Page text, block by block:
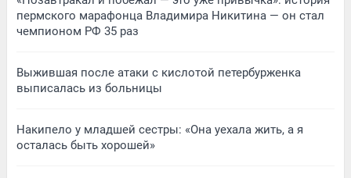
пермского марафонца Владимира Никитина — он стал
чемпионом РФ 35 раз
Выжившая после атаки с кислотой петербурженка
выписалась из больницы
Накипело у младшей сестры: «Она уехала жить, а я
осталась быть хорошей»